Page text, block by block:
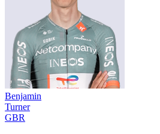
Benjamin
Turner
GBR